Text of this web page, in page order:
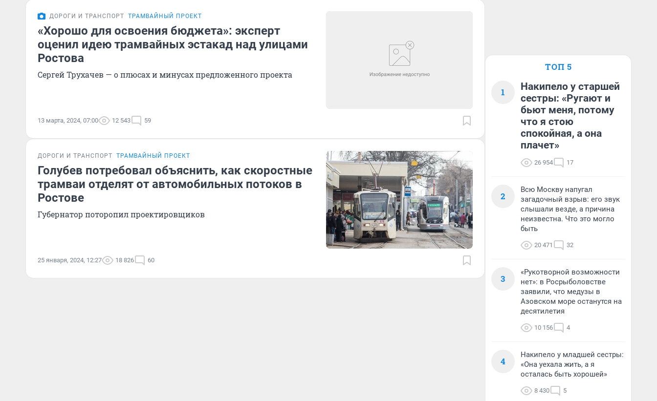
ДОРОГИ И ТРАНСПОРТ ТРАМВАЙНЫЙ ПРОЕКТ
«Хорошо для освоения бюджета»: эксперт
оценил идею трамвайных эстакад над улицами
Ростова
Сергей Трухачев — о плюсах и минусах предложенного проекта
13 марта, 2024, 07:00 12 543 59
ДОРОГИ И ТРАНСПОРТ ТРАМВАЙНЫЙ ПРОЕКТ
Голубев потребовал объяснить, как скоростные
трамваи отделят от автомобильных потоков в
Ростове
Губернатор поторопил проектировщиков
25 января, 2024, 12:27 18 826 60
ТОП 5
1
Накипело у старшей
сестры: «Ругают и
бьют меня, потому
что я стою
спокойная, а она
плачет»
26 954 17
2
Всю Москву напугал
загадочный взрыв: его звук
слышали везде, а причина
неизвестна. Что это могло
быть
20 471 32
3
«Рукотворной возможности
нет»: в Росрыболовстве
заявили, что медузы в
Азовском море останутся на
десятилетия
10 156 4
4
Накипело у младшей сестры:
«Она уехала жить, а я
осталась быть хорошей»
8 430 5